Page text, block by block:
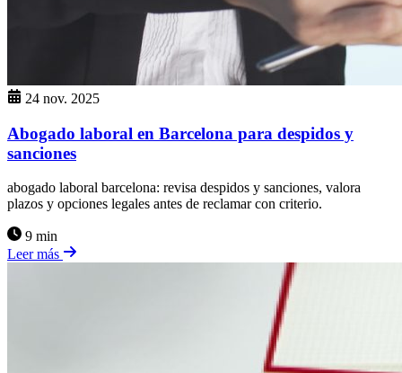
24 nov. 2025
Abogado laboral en Barcelona para despidos y
sanciones
abogado laboral barcelona: revisa despidos y sanciones, valora
plazos y opciones legales antes de reclamar con criterio.
9 min
Leer más